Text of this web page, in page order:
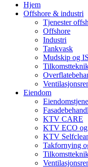
Hjem
Offshore & industri
Tjenester
Offshore
Industri
Tankvask
Mudskip og
Eiendom
KTV CARE
KTV ECO
KTV
Takfornying